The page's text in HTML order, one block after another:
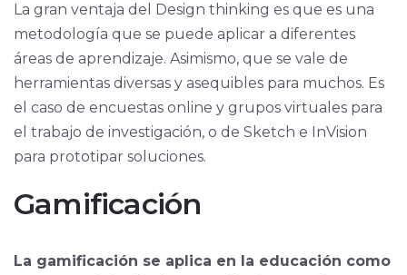
La gran ventaja del Design thinking es que es una
metodología que se puede aplicar a diferentes
áreas de aprendizaje. Asimismo, que se vale de
herramientas diversas y asequibles para muchos. Es
el caso de encuestas online y grupos virtuales para
el trabajo de investigación, o de Sketch e InVision
para prototipar soluciones.
Gamificación
La gamificación se aplica en la educación como